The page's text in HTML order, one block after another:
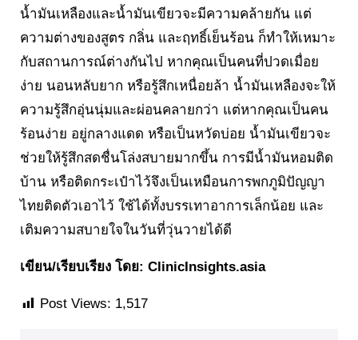
น้ำมันเหลืองและน้ำมันเขียวจะมีความคล้ายกัน แต่
ความต่างของสูตร กลิ่น และฤทธิ์เย็นร้อน ก็ทำให้เหมาะ
กับสถานการณ์ต่างกันไป หากคุณเป็นคนที่ปวดเมื่อย
ง่าย นอนหลับยาก หรือรู้สึกเหนื่อยล้า น้ำมันเหลืองจะให้
ความรู้สึกอุ่นนุ่มและผ่อนคลายกว่า แต่หากคุณเป็นคน
ร้อนง่าย อยู่กลางแดด หรือเป็นหวัดบ่อย น้ำมันเขียวจะ
ช่วยให้รู้สึกสดชื่นโล่งสบายมากขึ้น การมีน้ำมันหอมติด
บ้าน หรือติดกระเป๋าไว้จึงเป็นเหมือนการพกภูมิปัญญา
ไทยติดตัวเอาไว้ ใช้ได้ทั้งบรรเทาอาการเล็กน้อย และ
เติมความสบายใจในวันที่วุ่นวายได้ดี
เขียน/เรียบเรียง โดย: ClinicInsights.asia
Post Views: 1,517